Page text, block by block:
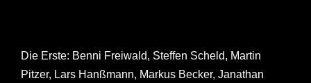
Die Erste: Benni Freiwald, Steffen Scheld, Martin
Pitzer, Lars Hanßmann, Markus Becker, Janathan